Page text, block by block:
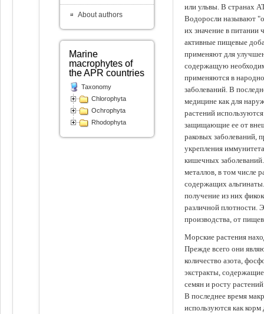
или ульвы. В странах
Водоросли называют
их значение в питании
активные пищевые
применяют для
содержащую
применяются в
заболеваний. В
медицине как для
растений
защищающие ее от
раковых заболеваний,
укрепления
кишечных
металлов, в том числе
содержащих
получение из них
различной плотности.
производства, от
Морские растения
Прежде всего они
количество азота,
экстракты,
семян и росту
В последнее время
используются как
About authors
Marine
macrophytes of
the APR countries
Taxonomy
Chlorophyta
Ochrophyta
Rhodophyta